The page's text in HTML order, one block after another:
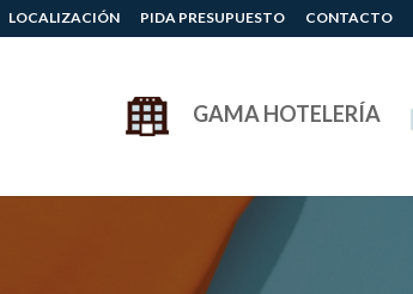
LOCALIZACIÓN PIDA PRESUPUESTO CONTACTO
GAMA HOTELERÍA